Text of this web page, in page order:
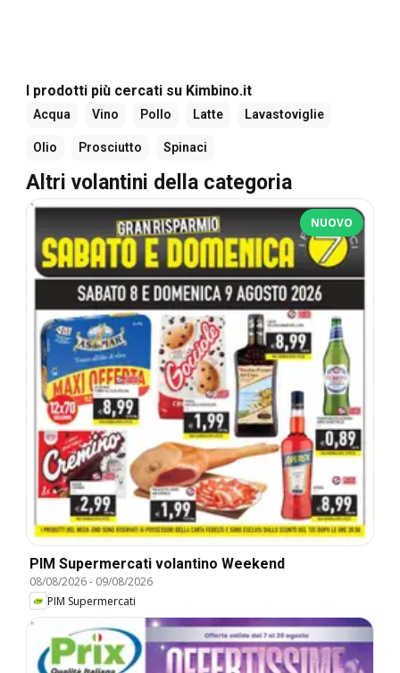
I prodotti più cercati su Kimbino.it
Acqua Vino Pollo Latte Lavastoviglie
Olio Prosciutto Spinaci
Altri volantini della categoria
NUOVO
PIM Supermercati volantino Weekend
08/08/2026- 09/08/2026
PIM Supermercati